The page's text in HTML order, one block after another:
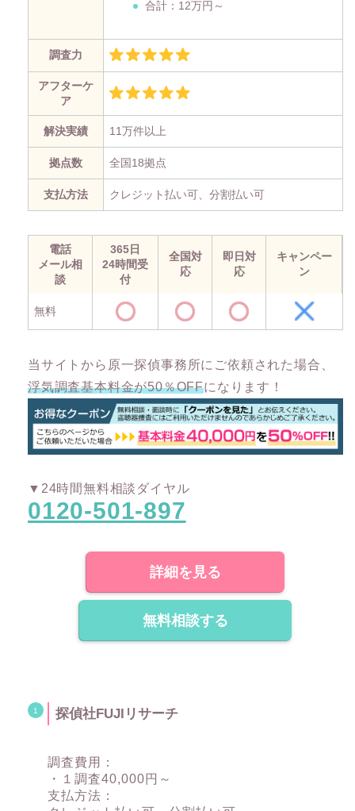
合計：12万円～
調査力
アフターケ
ア
解決実績 11万件以上
拠点数 全国18拠点
支払方法 クレジット払い可、分割払い可
電話
メール相
談
365日
24時間受
付
全国対
応
即日対
応
キャンペー
ン
無料
当サイトから原一探偵事務所にご依頼された場合、
浮気調査基本料金が50％OFFになります！
▼24時間無料相談ダイヤル
0120-501-897
詳細を見る
無料相談する
探偵社FUJIリサーチ
調査費用：
・１調査40,000円～
支払方法：